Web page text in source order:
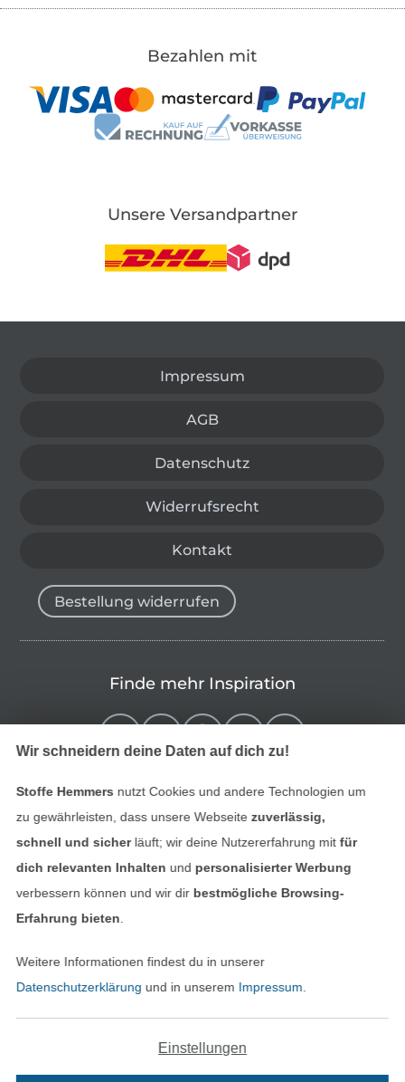
Bezahlen mit
Unsere Versandpartner
Impressum
AGB
Datenschutz
Widerrufsrecht
Kontakt
Alle Preise inkl. der gesetzl. MwSt.
Bestellung widerrufen
Finde mehr Inspiration
Wir schneidern deine Daten auf dich zu!
Stoffe Hemmers nutzt Cookies und andere Technologien um
zu gewährleisten, dass unsere Webseite zuverlässig,
schnell und sicherläuft; wir deine Nutzererfahrung mitfür
dich relevanten Inhalten und personalisierter Werbung
verbessern können und wir dir bestmögliche Browsing-
Erfahrung bieten
Weitere Informationen findest du in unserer
Datenschutzerklärung und in unserem Impressum
Einstellungen